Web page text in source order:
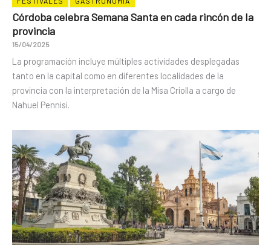
Córdoba celebra Semana Santa en cada rincón de la
provincia
15/04/2025
La programación incluye múltiples actividades desplegadas
tanto en la capital como en diferentes localidades de la
provincia con la interpretación de la Misa Criolla a cargo de
Nahuel Pennisi.